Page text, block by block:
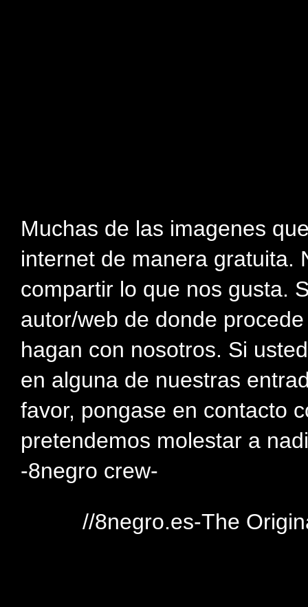
Muchas de las imagenes
internet de manera gratuita.
compartir lo que nos gusta.
autor/web de donde
hagan con nosotros. Si
en alguna de nuestras
favor, pongase en contacto
pretendemos molestar a
-8negro crew-
//8negro.es-The